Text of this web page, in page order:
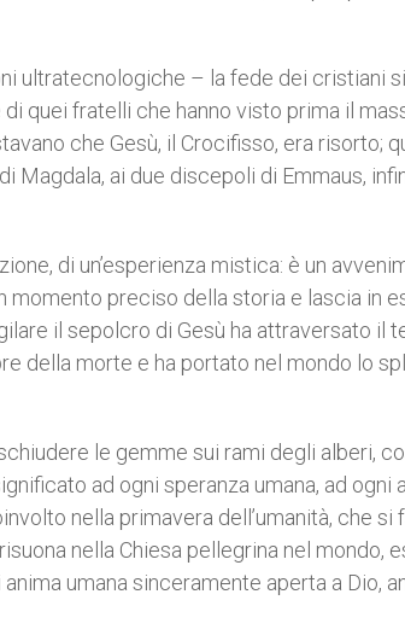
ultratecnologiche – la fede dei cristiani
quei fratelli che hanno visto prima il
che Gesù, il Crocifisso, era risorto;
Magdala, ai due discepoli di Emmaus,
di un’esperienza mistica: è un
preciso della storia e lascia in
il sepolcro di Gesù ha attraversato il
della morte e ha portato nel mondo lo
le gemme sui rami degli alberi,
ad ogni speranza umana, ad ogni
nella primavera dell’umanità, che si
nella Chiesa pellegrina nel mondo,
umana sinceramente aperta a Dio,